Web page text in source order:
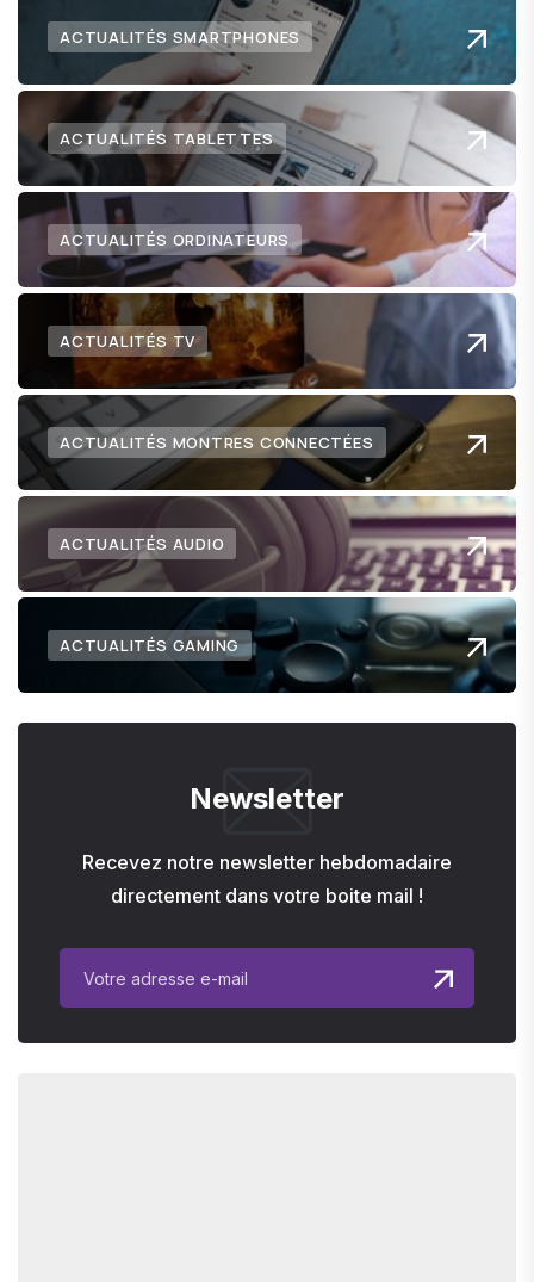
ACTUALITÉS SMARTPHONES
ACTUALITÉS TABLETTES
ACTUALITÉS ORDINATEURS
ACTUALITÉS TV
ACTUALITÉS MONTRES CONNECTÉES
ACTUALITÉS AUDIO
ACTUALITÉS GAMING
Newsletter
Recevez notre newsletter hebdomadaire
directement dans votre boite mail !